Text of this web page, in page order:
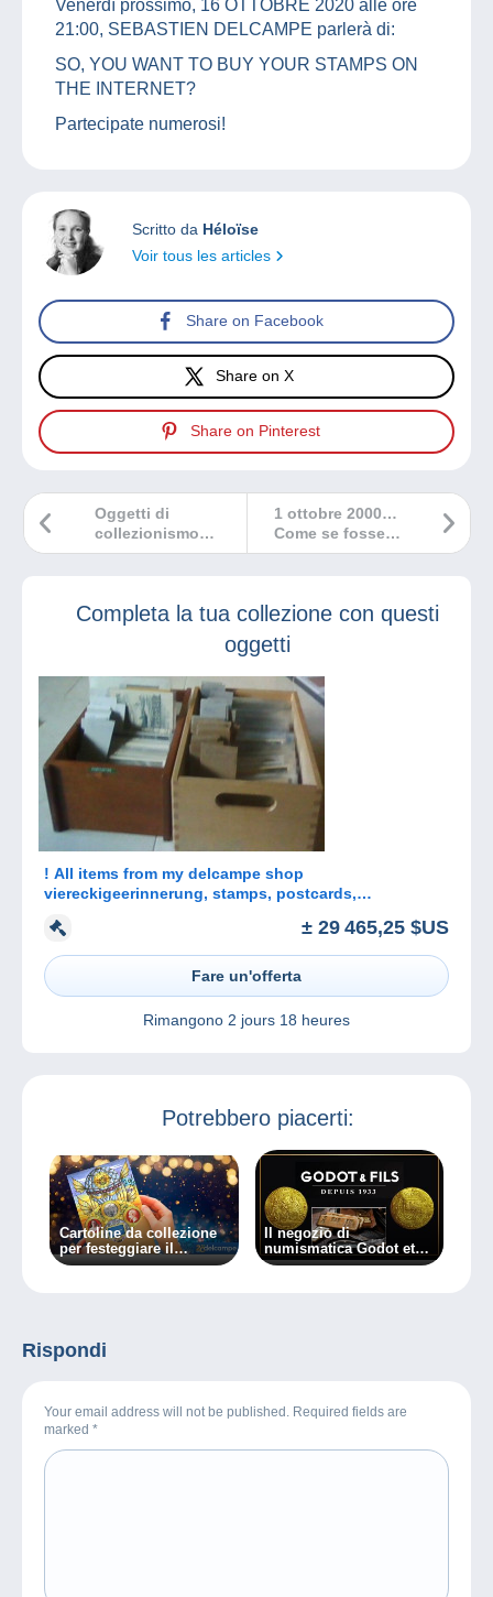
Venerdì prossimo, 16 OTTOBRE 2020 alle ore
21:00, SEBASTIEN DELCAMPE parlerà di:
SO, YOU WANT TO BUY YOUR STAMPS ON
THE INTERNET?
Partecipate numerosi!
Scritto da Héloïse
Voir tous les articles
Share on Facebook
Share on X
Share on Pinterest
1 ottobre 2000…
Come se fosse
ieri!
Oggetti di
collezionismo
creati per il 20°
Completa la tua collezione con questi
oggetti
! All items from my delcampe shop
viereckigeerinnerung, stamps, postcards,
± 29 465,25 $US
Fare un'offerta
Rimangono 2 jours 18 heures
Potrebbero piacerti:
Cartoline da collezione
per festeggiare il
ventesimo anniversario
Il negozio di
numismatica Godot et
Fils entra nel
Rispondi
Your email address will not be published. Required fields are
marked *